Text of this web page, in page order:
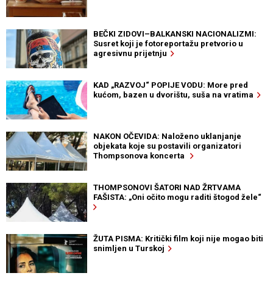
BEČKI ZIDOVI–BALKANSKI NACIONALIZMI:
Susret koji je fotoreportažu pretvorio u
agresivnu prijetnju
KAD „RAZVOJ“ POPIJE VODU: More pred
kućom, bazen u dvorištu, suša na vratima
NAKON OČEVIDA: Naloženo uklanjanje
objekata koje su postavili organizatori
Thompsonova koncerta
THOMPSONOVI ŠATORI NAD ŽRTVAMA
FAŠISTA: „Oni očito mogu raditi štogod žele“
ŽUTA PISMA: Kritički film koji nije mogao biti
snimljen u Turskoj